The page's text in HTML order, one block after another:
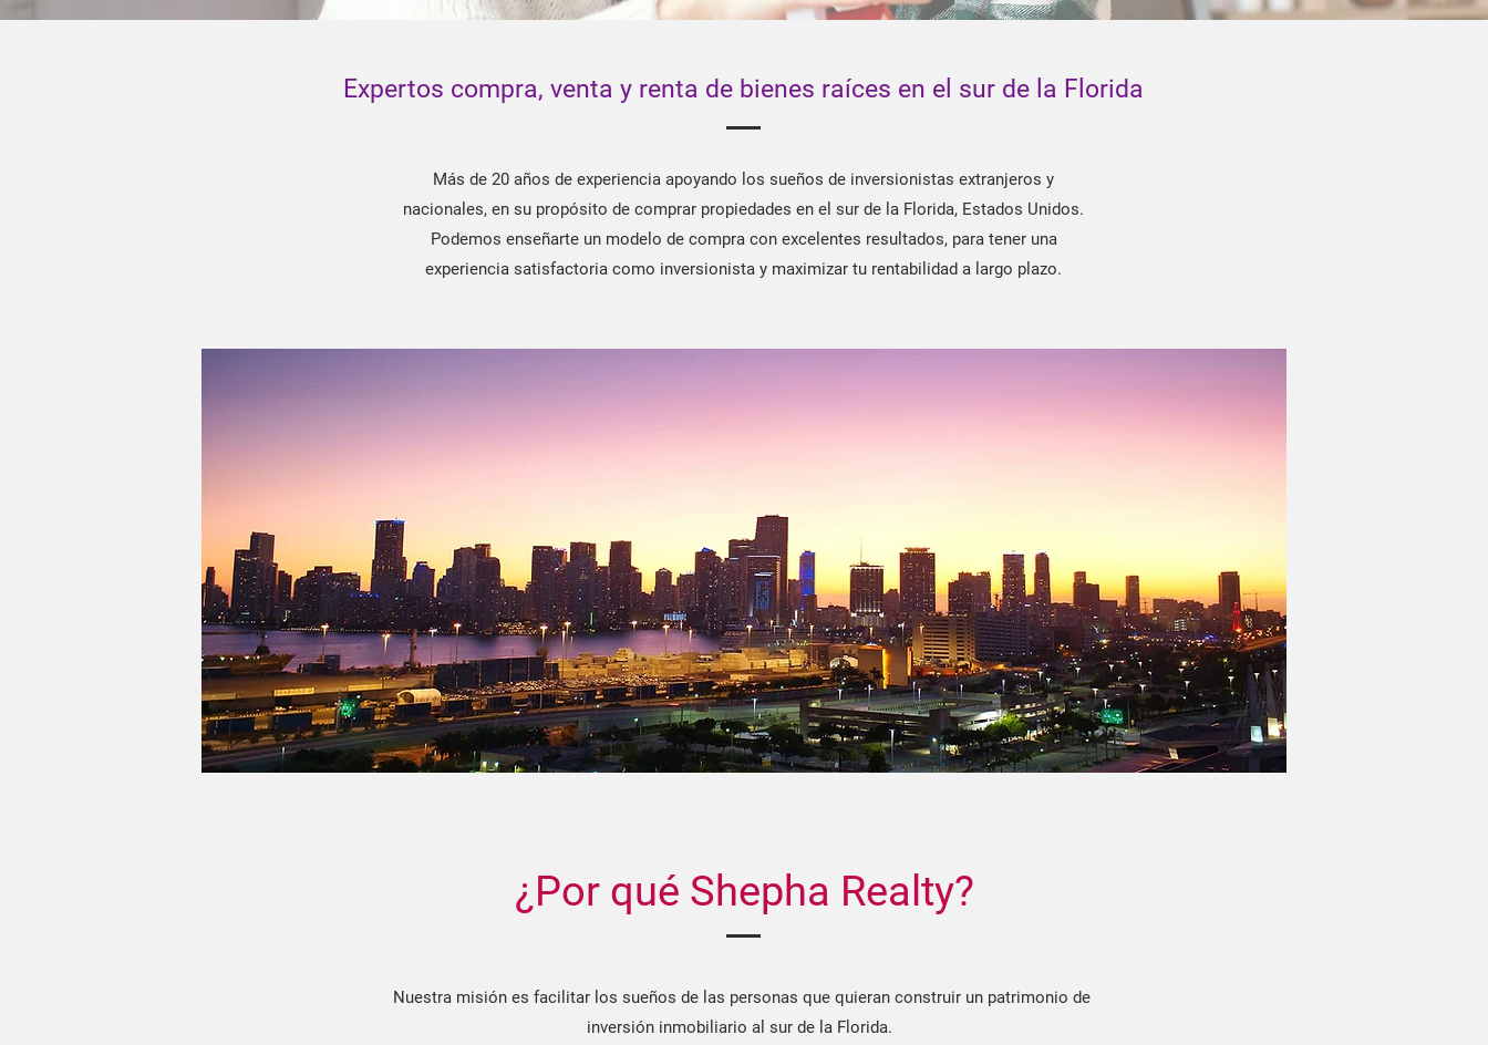
Expertos compra, venta y renta de bienes raíces en el sur de la Florida
Más de 20 años de experiencia apoyando los sueños de inversionistas extranjeros y
nacionales, en su propósito de comprar propiedades en el sur de la Florida, Estados Unidos.
Podemos enseñarte un modelo de compra con excelentes resultados, para tener una
experiencia satisfactoria como inversionista y maximizar tu rentabilidad a largo plazo.
¿Por qué Shepha Realty?
Nuestra misión es facilitar los sueños de las personas que quieran construir un patrimonio de
inversión inmobiliario al sur de la Florida.